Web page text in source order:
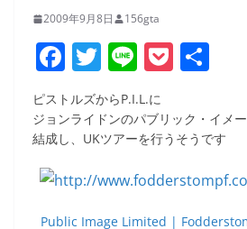
2009年9月8日 156gta
F
a
c
e
b
o
T
w
itt
er
Li
n
e
P
ck
et
ピストルズからP.I.L.に
ジョンライドンのパブリック・イメ
結成し、UKツアーを行うそうです
Public Image Limited |